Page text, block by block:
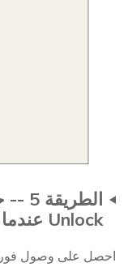
Unlock عندما لا يعمل أي شيء آخر